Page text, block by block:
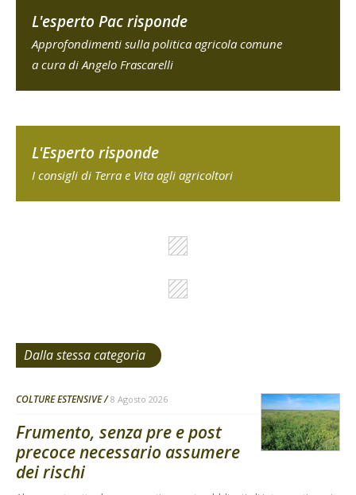
L'esperto Pac risponde
Approfondimenti sulla politica agricola comune
a cura di Angelo Frascarelli
L'Esperto risponde
I consigli di Terra e Vita agli agricoltori
Dalla stessa categoria
COLTURE ESTENSIVE 8 Agosto 2026
Frumento, senza pre e post
precoce necessario assumere
dei rischi